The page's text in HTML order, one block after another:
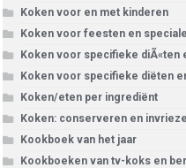
Koken voor en met kinderen
Koken voor feesten en
Koken voor specifieke diÃ«ten
Koken voor specifieke diëten
Koken/eten per ingrediënt
Koken: conserveren en
Kookboek van het jaar
Kookboeken van tv-koks en